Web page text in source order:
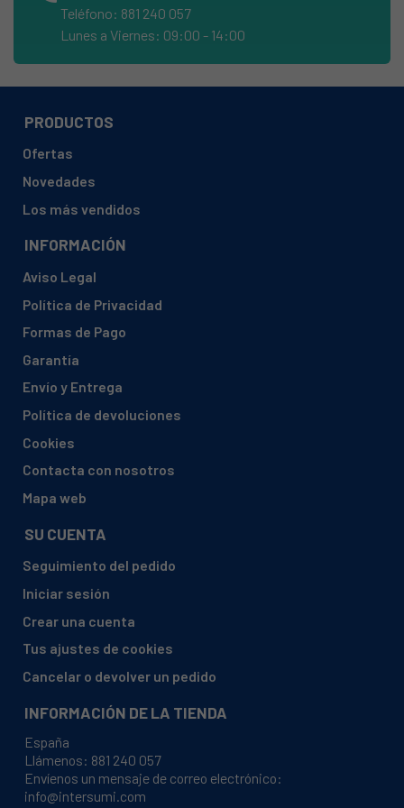
AEG, FAV3430IB 9117210330
AEG, FAV3430IW 9117210310
AEG, FAV3430IW 9117210320
AEG, FAV3430W 9117110440
AEG, FAV3530W 9117110390
AEG, FAV5050VI 9118250530
AEG, FAV525ID 9117250400
AEG, FAV525IM 9117250310
AEG, FAV525IS 9117250480
AEG, FAV525IW 9117250280
AEG, FAV525IW 9117250390
Teléfono: 881 240 057
Lunes a Viernes: 09:00 - 14:00
PRODUCTOS
Ofertas
Novedades
Los más vendidos
INFORMACIÓN
Aviso Legal
Política de Privacidad
Formas de Pago
Garantía
Envío y Entrega
Política de devoluciones
Cookies
Contacta con nosotros
Mapa web
SU CUENTA
Seguimiento del pedido
Iniciar sesión
Crear una cuenta
Tus ajustes de cookies
Cancelar o devolver un pedido
INFORMACIÓN DE LA TIENDA
España
Llámenos: 881 240 057
Envíenos un mensaje de correo electrónico:
info@intersumi.com